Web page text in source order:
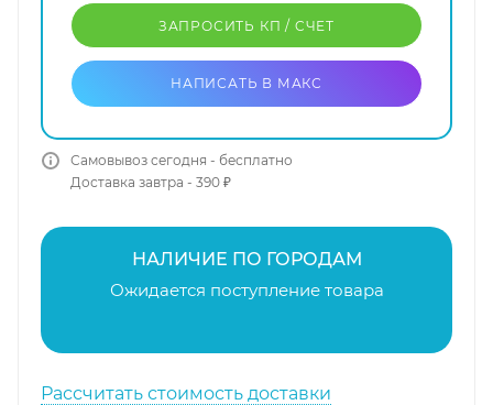
ЗАПРОСИТЬ КП / CЧЕТ
НАПИСАТЬ В МАКС
Самовывоз сегодня - бесплатно
Доставка завтра - 390 ₽
НАЛИЧИЕ ПО ГОРОДАМ
Ожидается поступление товара
Рассчитать стоимость доставки